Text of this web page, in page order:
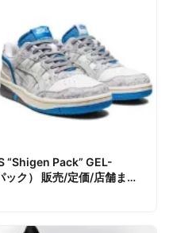
“Shigen Pack” GEL-
ク） 販売/定価/店舗まと